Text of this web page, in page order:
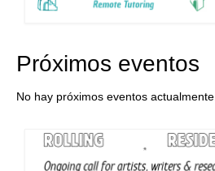
Próximos eventos
No hay próximos eventos actualmente.